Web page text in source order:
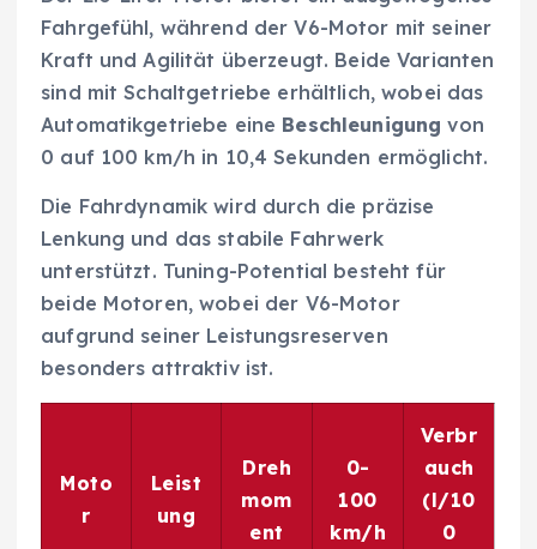
Fahrgefühl, während der V6-Motor mit seiner
Kraft und Agilität überzeugt. Beide Varianten
sind mit Schaltgetriebe erhältlich, wobei das
Automatikgetriebe eine Beschleunigung von
0 auf 100 km/h in 10,4 Sekunden ermöglicht.
Die Fahrdynamik wird durch die präzise
Lenkung und das stabile Fahrwerk
unterstützt. Tuning-Potential besteht für
beide Motoren, wobei der V6-Motor
aufgrund seiner Leistungsreserven
besonders attraktiv ist.
Moto
r
Leist
ung
Dreh
mom
ent
0-
100
km/h
Verbr
auch
(l/10
0